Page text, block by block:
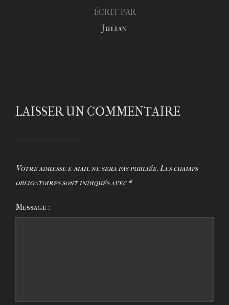
ÉCRIT PAR
Julian
LAISSER UN COMMENTAIRE
Votre adresse e-mail ne sera pas publiée.Les champs
obligatoires sont indiqués avec *
Message :